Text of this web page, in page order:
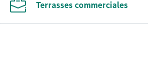
Terrasses commerciales